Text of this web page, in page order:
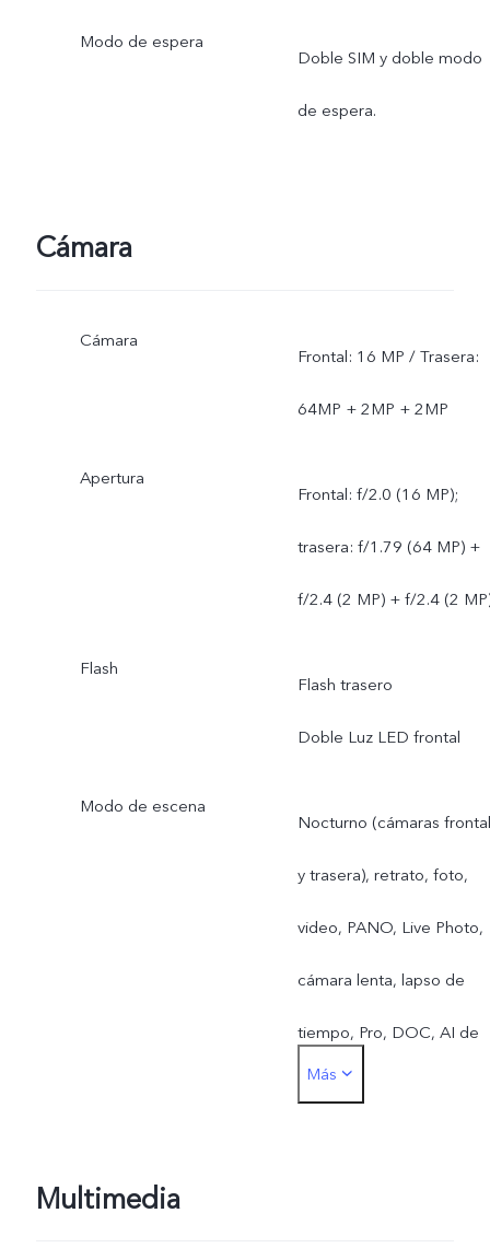
Modo de espera
Doble SIM y doble modo
de espera.
Cámara
Cámara
Frontal: 16 MP / Trasera:
64MP + 2MP + 2MP
Apertura
Frontal: f/2.0 (16 MP);
trasera: f/1.79 (64 MP) +
f/2.4 (2 MP) + f/2.4 (2
Flash
Flash trasero
Doble Luz LED frontal
Modo de escena
Nocturno (cámaras frontal
y trasera), retrato, foto,
video, PANO, Live Photo,
cámara lenta, lapso de
tiempo, Pro, DOC, AI de
64 MP
Más
Multimedia